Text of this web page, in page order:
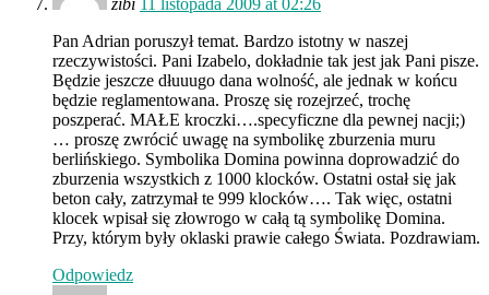
zibi
11 listopada 2009 at 02:26
Pan Adrian poruszył temat. Bardzo istotny w naszej
rzeczywistości. Pani Izabelo, dokładnie tak jest jak Pani pisze.
Będzie jeszcze dłuuugo dana wolność, ale jednak w końcu
będzie reglamentowana. Proszę się rozejrzeć, trochę
poszperać. MAŁE kroczki….specyficzne dla pewnej nacji;)
… proszę zwrócić uwagę na symbolikę zburzenia muru
berlińskiego. Symbolika Domina powinna doprowadzić do
zburzenia wszystkich z 1000 klocków. Ostatni ostał się jak
beton cały, zatrzymał te 999 klocków…. Tak więc, ostatni
klocek wpisał się złowrogo w całą tą symbolikę Domina.
Przy, którym były oklaski prawie całego Świata. Pozdrawiam.
Odpowiedz